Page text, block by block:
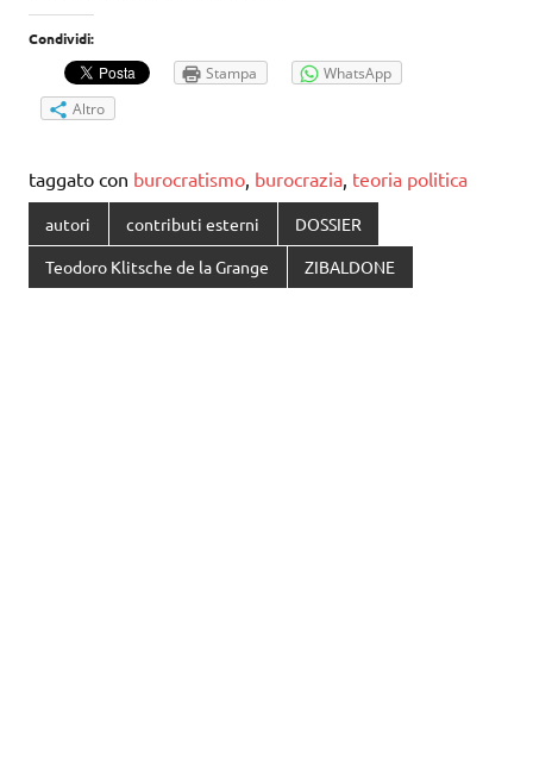
Condividi:
Stampa
WhatsApp
Altro
taggato con burocratismo, burocrazia, teoria politica
autori contributi esterni DOSSIER
Teodoro Klitsche de la Grange ZIBALDONE